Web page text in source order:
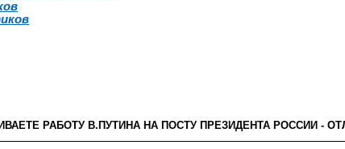
РАБОТУ В.ПУТИНА НА ПОСТУ ПРЕЗИДЕНТА РОССИИ -